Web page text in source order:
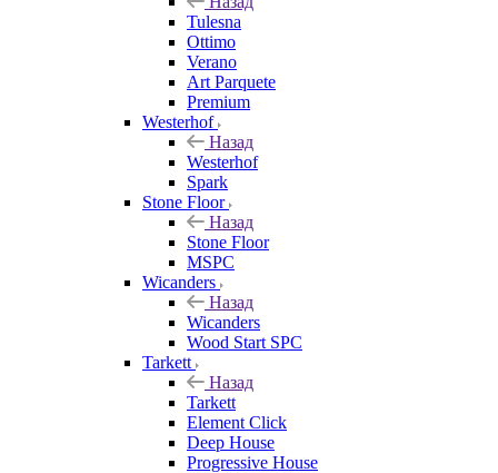
Tulesna
Ottimo
Verano
Art Parquete
Premium
Westerhof
Назад
Westerhof
Spark
Stone Floor
Назад
Stone Floor
MSPC
Wicanders
Назад
Wicanders
Wood Start SPC
Tarkett
Назад
Tarkett
Element Click
Deep House
Progressive House